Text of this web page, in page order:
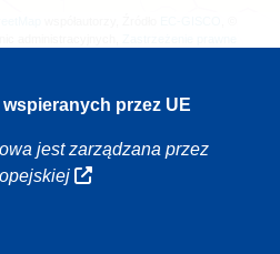
przez UE
jest zarządzana przez